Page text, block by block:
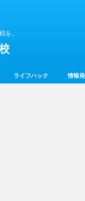
を。
ライフハック 情報